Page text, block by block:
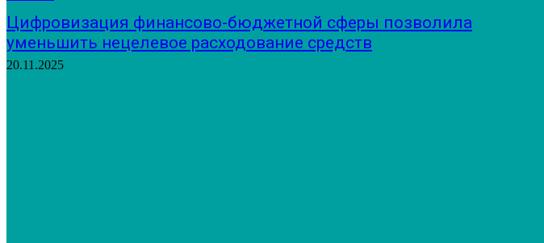
Цифровизация финансово-бюджетной сферы позволила
уменьшить нецелевое расходование средств
20.11.2025